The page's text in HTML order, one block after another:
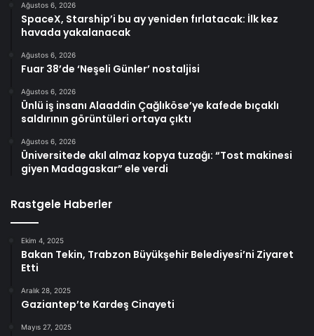
Ağustos 6, 2026
SpaceX, Starship’i bu ay yeniden fırlatacak: İlk kez
havada yakalanacak
Ağustos 6, 2026
Fuar 38’de ‘Neşeli Günler’ nostaljisi
Ağustos 6, 2026
Ünlü iş insanı Alaaddin Çağlıköse’ye kafede bıçaklı
saldırının görüntüleri ortaya çıktı
Ağustos 6, 2026
Üniversitede akıl almaz kopya tuzağı: “Tost makinesi
giyen Madagaskar” ele verdi
Rastgele Haberler
Ekim 4, 2025
Bakan Tekin, Trabzon Büyükşehir Belediyesi’ni Ziyaret
Etti
Aralık 28, 2025
Gaziantep’te Kardeş Cinayeti
Mayıs 27, 2025